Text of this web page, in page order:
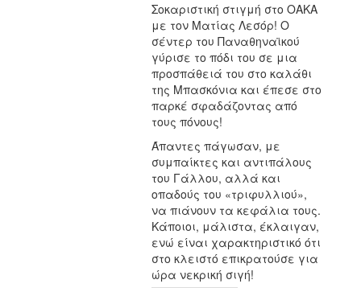
Σοκαριστική στιγμή στο ΟΑΚΑ
με τον Ματίας Λεσόρ! Ο
σέντερ του Παναθηναϊκού
γύρισε το πόδι του σε μια
προσπάθειά του στο καλάθι
της Μπασκόνια και έπεσε στο
παρκέ σφαδάζοντας από
τους πόνους!
Άπαντες πάγωσαν, με
συμπαίκτες και αντιπάλους
του Γάλλου, αλλά και
οπαδούς του «τριφυλλιού»,
να πιάνουν τα κεφάλια τους.
Κάποιοι, μάλιστα, έκλαιγαν,
ενώ είναι χαρακτηριστικό ότι
στο κλειστό επικρατούσε για
ώρα νεκρική σιγή!